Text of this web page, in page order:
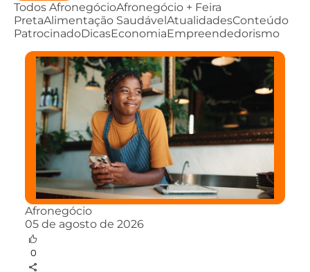
Todos AfronegócioAfronegócio + Feira
PretaAlimentação SaudávelAtualidadesConteúdo
PatrocinadoDicasEconomiaEmpreendedorismo
Afronegócio
05 de agosto de 2026
0